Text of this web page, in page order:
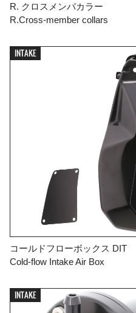
R. クロスメンバカラー
R.Cross-member collars
INTAKE
コールドフローボックス DIT
Cold-flow Intake Air Box
INTAKE